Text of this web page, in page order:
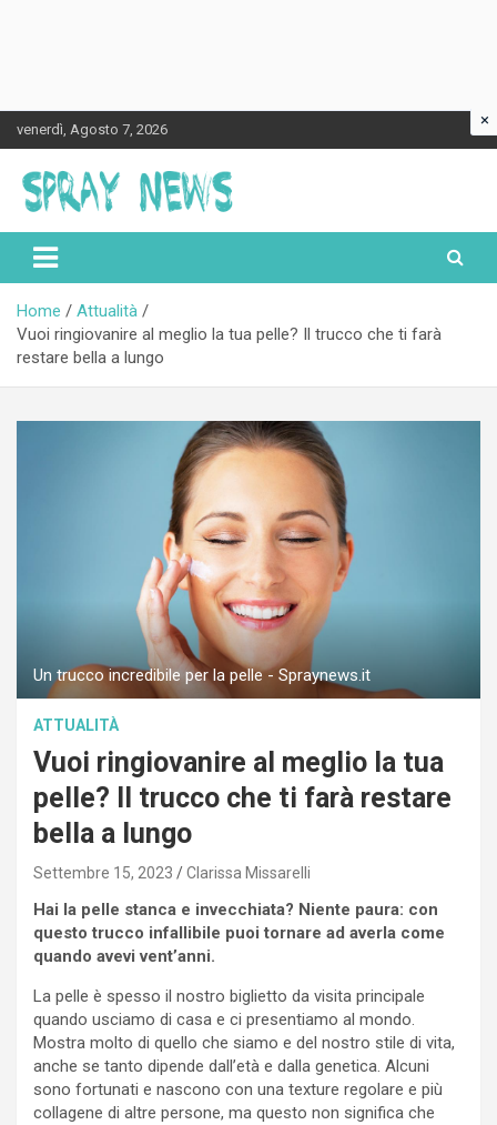
to
content
venerdì, Agosto 7, 2026
Spraynews.it
Home
Attualità
Vuoi ringiovanire al meglio la tua pelle? Il trucco che ti farà
restare bella a lungo
Un trucco incredibile per la pelle - Spraynews.it
ATTUALITÀ
Vuoi ringiovanire al meglio la tua
pelle? Il trucco che ti farà restare
bella a lungo
Settembre 15, 2023 Clarissa Missarelli
Hai la pelle stanca e invecchiata? Niente paura: con
questo trucco infallibile puoi tornare ad averla come
quando avevi vent’anni.
La pelle è spesso il nostro biglietto da visita principale
quando usciamo di casa e ci presentiamo al mondo.
Mostra molto di quello che siamo e del nostro stile di vita,
anche se tanto dipende dall’età e dalla genetica. Alcuni
sono fortunati e nascono con una texture regolare e più
collagene di altre persone, ma questo non significa che
×